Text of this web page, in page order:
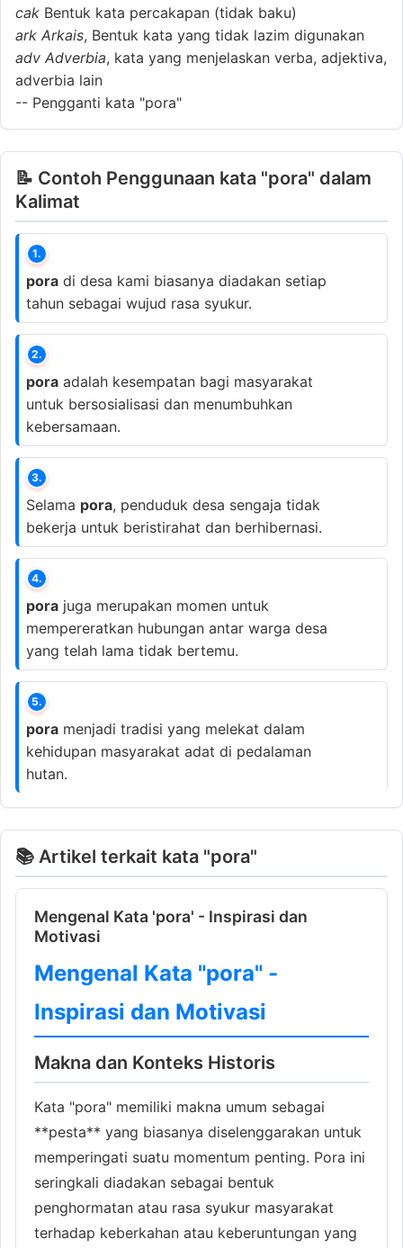
cak Bentuk kata percakapan (tidak baku)
ark Arkais, Bentuk kata yang tidak lazim digunakan
adv Adverbia, kata yang menjelaskan verba, adjektiva,
adverbia lain
-- Pengganti kata "pora"
📝 Contoh Penggunaan kata "pora" dalam
Kalimat
1.
pora di desa kami biasanya diadakan setiap
tahun sebagai wujud rasa syukur.
2.
pora adalah kesempatan bagi masyarakat
untuk bersosialisasi dan menumbuhkan
kebersamaan.
3.
Selama pora, penduduk desa sengaja tidak
bekerja untuk beristirahat dan berhibernasi.
4.
pora juga merupakan momen untuk
mempereratkan hubungan antar warga desa
yang telah lama tidak bertemu.
5.
pora menjadi tradisi yang melekat dalam
kehidupan masyarakat adat di pedalaman
hutan.
📚 Artikel terkait kata "pora"
Mengenal Kata 'pora' - Inspirasi dan
Motivasi
Mengenal Kata "pora" -
Inspirasi dan Motivasi
Makna dan Konteks Historis
Kata "pora" memiliki makna umum sebagai
**pesta** yang biasanya diselenggarakan untuk
memperingati suatu momentum penting. Pora ini
seringkali diadakan sebagai bentuk
penghormatan atau rasa syukur masyarakat
terhadap keberkahan atau keberuntungan yang